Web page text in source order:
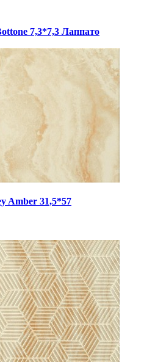
7,3*7,3 Лаппато
Amber 31,5*57